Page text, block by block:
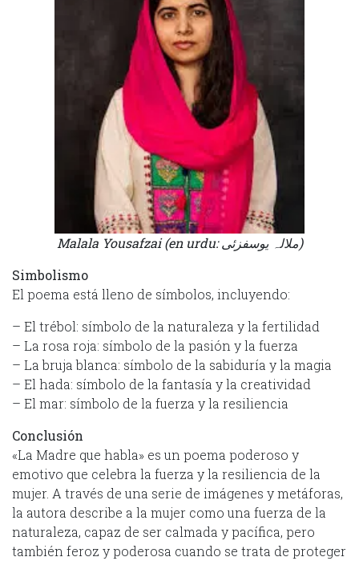
Malala Yousafzai (en urdu: ملالہ یوسفزئی‎)
Simbolismo
El poema está lleno de símbolos, incluyendo:
– El trébol: símbolo de la naturaleza y la fertilidad
– La rosa roja: símbolo de la pasión y la fuerza
– La bruja blanca: símbolo de la sabiduría y la magia
– El hada: símbolo de la fantasía y la creatividad
– El mar: símbolo de la fuerza y la resiliencia
Conclusión
«La Madre que habla» es un poema poderoso y
emotivo que celebra la fuerza y la resiliencia de la
mujer. A través de una serie de imágenes y metáforas,
la autora describe a la mujer como una fuerza de la
naturaleza, capaz de ser calmada y pacífica, pero
también feroz y poderosa cuando se trata de proteger